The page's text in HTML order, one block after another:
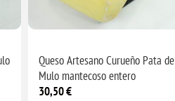
Queso Artesano Curueño Pata de
Mulo mantecoso entero
30,50 €